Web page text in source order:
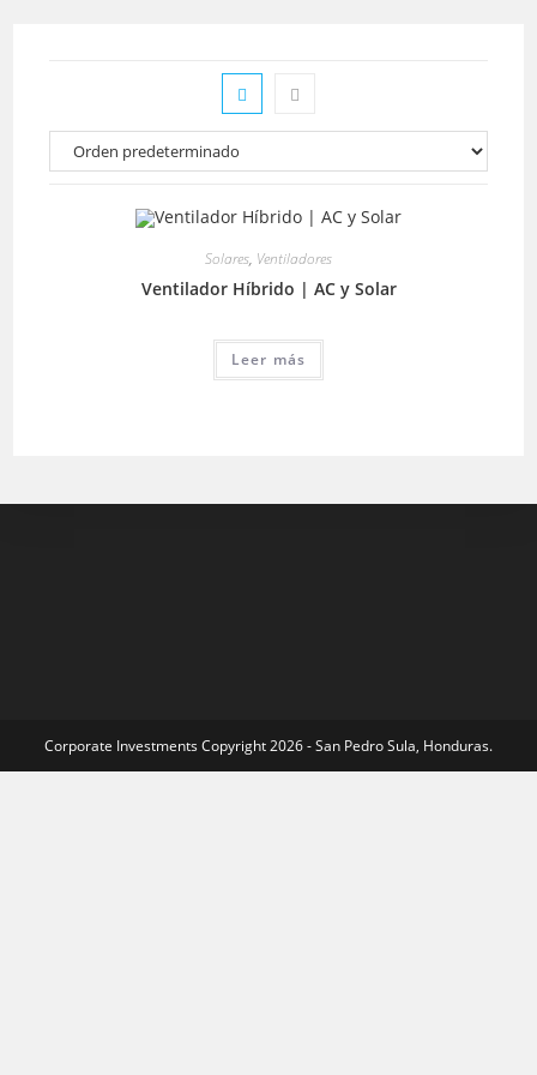
Solares, Ventiladores
Ventilador Híbrido | AC y Solar
Leer más
Corporate Investments Copyright 2026 - San Pedro Sula, Honduras.